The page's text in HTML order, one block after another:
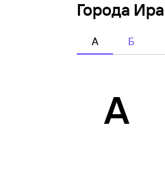
Города
А Б
А